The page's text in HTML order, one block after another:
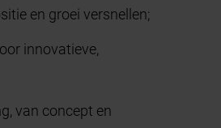
en groei versnellen;
innovatieve,
van concept en